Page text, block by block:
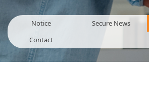
Notice Secure News
Contact